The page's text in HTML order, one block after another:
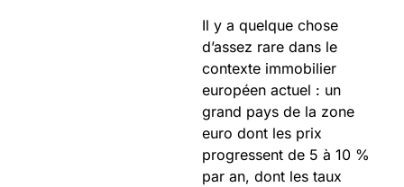
Il y a quelque chose
d’assez rare dans le
contexte immobilier
européen actuel : un
grand pays de la zone
euro dont les prix
progressent de 5 à 10 %
par an, dont les taux